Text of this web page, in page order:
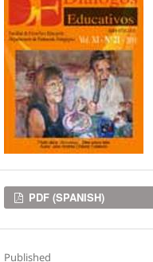
Downloads
PDF (SPANISH)
Published